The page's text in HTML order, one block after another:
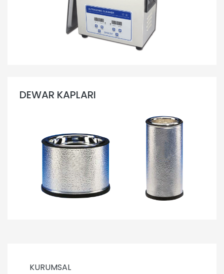
DEWAR KAPLARI
KURUMSAL